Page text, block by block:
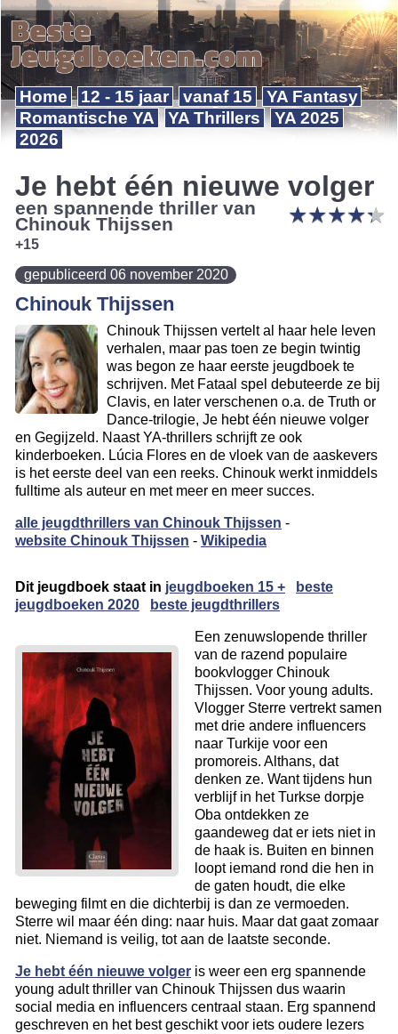
Home 12 - 15 jaar vanaf 15
YA Fantasy
Romantische YA
YA Thrillers
YA 2025
2026
Je hebt één nieuwe volger
★★★★★
★★★★★
een spannende thriller van
Chinouk Thijssen
+15
gepubliceerd 06 november 2020
Chinouk Thijssen
Chinouk Thijssen vertelt al haar hele leven
verhalen, maar pas toen ze begin twintig
was begon ze haar eerste jeugdboek te
schrijven. Met Fataal spel debuteerde ze bij
Clavis, en later verschenen o.a. de Truth or
Dance-trilogie, Je hebt één nieuwe volger
en Gegijzeld. Naast YA-thrillers schrijft ze ook
kinderboeken. Lúcia Flores en de vloek van de aaskevers
is het eerste deel van een reeks. Chinouk werkt inmiddels
fulltime als auteur en met meer en meer succes.
alle jeugdthrillers van Chinouk Thijssen -
website Chinouk Thijssen - Wikipedia
Dit jeugdboek staat in jeugdboeken 15 +
beste
jeugdboeken 2020
beste jeugdthrillers
Een zenuwslopende thriller
van de razend populaire
bookvlogger Chinouk
Thijssen. Voor young adults.
Vlogger Sterre vertrekt samen
met drie andere influencers
naar Turkije voor een
promoreis. Althans, dat
denken ze. Want tijdens hun
verblijf in het Turkse dorpje
Oba ontdekken ze
gaandeweg dat er iets niet in
de haak is. Buiten en binnen
loopt iemand rond die hen in
de gaten houdt, die elke
beweging filmt en die dichterbij is dan ze vermoeden.
Sterre wil maar één ding: naar huis. Maar dat gaat zomaar
niet. Niemand is veilig, tot aan de laatste seconde.
Je hebt één nieuwe volger is weer een erg spannende
young adult thriller van Chinouk Thijssen dus waarin
social media en influencers centraal staan. Erg spannend
geschreven en het best geschikt voor iets oudere lezers